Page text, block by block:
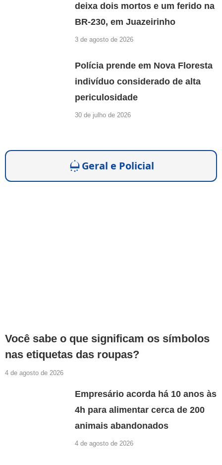
deixa dois mortos e um ferido na
BR-230, em Juazeirinho
3 de agosto de 2026
Polícia prende em Nova Floresta
indivíduo considerado de alta
periculosidade
30 de julho de 2026
Geral e Policial
Você sabe o que significam os símbolos
nas etiquetas das roupas?
4 de agosto de 2026
Empresário acorda há 10 anos às
4h para alimentar cerca de 200
animais abandonados
4 de agosto de 2026